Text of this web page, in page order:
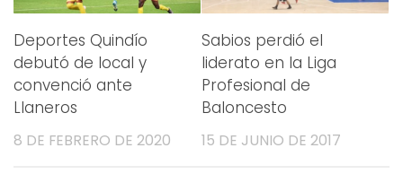
Deportes Quindío
debutó de local y
convenció ante
Llaneros
8 DE FEBRERO DE 2020
Sabios perdió el
liderato en la Liga
Profesional de
Baloncesto
15 DE JUNIO DE 2017